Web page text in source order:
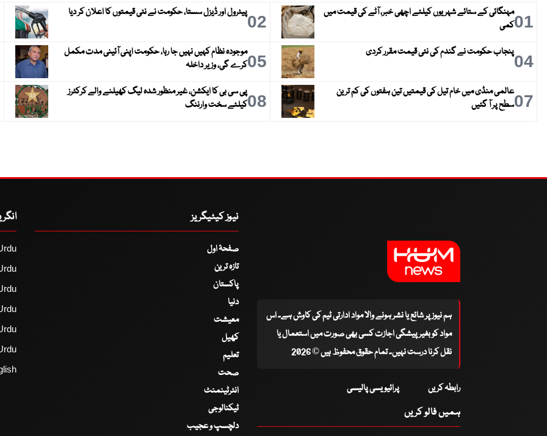
01مہنگائی کے ستائے شہریوں کیلئے اچھی خبر، آٹے کی قیمت میں
کمی
02پیٹرول اور ڈیزل سستا، حکومت نے نئی قیمتوں کا اعلان کر دیا
04پنجاب حکومت نے گندم کی نئی قیمت مقرر کردی 05موجودہ نظام کہیں نہیں جا رہا، حکومت اپنی آئینی مدت مکمل
کرے گی، وزیر داخلہ
07عالمی منڈی میں خام تیل کی قیمتیں تین ہفتوں کی کم ترین
سطح پر آ گئیں
08پی سی بی کا ایکشن، غیر منظور شدہ لیگ کھیلنے والے کرکٹرز
کیلئے سخت وارننگ
ہم نیوز پر شائع یا نشر ہونے والا مواد ادارتی ٹیم کی کاوش ہے۔ اس
مواد کو بغیر پیشگی اجازت کسی بھی صورت میں استعمال یا
نقل کرنا درست نہیں۔ تمام حقوق محفوظ ہیں © 2026
رابطہ کریں پرائیویسی پالیسی
ہمیں فالو کریں
نیوز کیٹیگریز
صفحۂ اول
تازہ ترین
پاکستان
دنیا
معیشت
کھیل
تعلیم
صحت
انٹرٹینمنٹ
ٹیکنالوجی
دلچسپ و عجیب